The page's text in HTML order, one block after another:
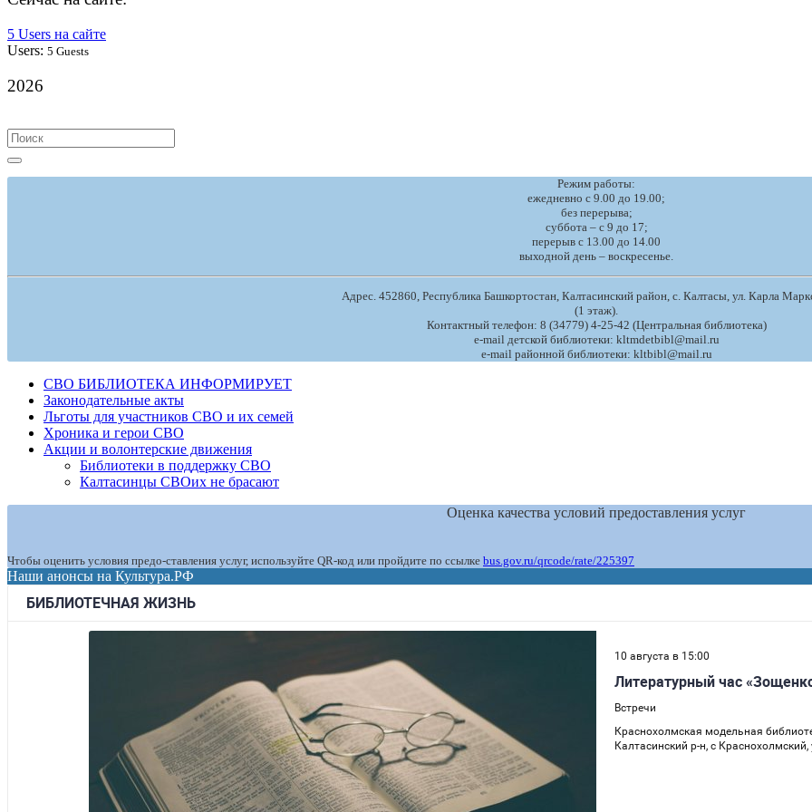
5 Users на сайте
Users: 5 Guests
2026
Search
for:
Режим работы:
ежедневно с 9.00 до 19.00;
без перерыва;
суббота – с 9 до 17;
перерыв с 13.00 до 14.00
выходной день – воскресенье.
Адрес. 452860, Республика Башкортостан, Калтасинский район, с. Калтасы, ул. Карла
(1 этаж).
Контактный телефон: 8 (34779) 4-25-42 (Центральная библиотека)
e-mail детской библиотеки: kltmdetbibl@mail.ru
e-mail районной библиотеки: kltbibl@mail.ru
СВО БИБЛИОТЕКА ИНФОРМИРУЕТ
Законодательные акты
Льготы для участников СВО и их семей
Хроника и герои СВО
Акции и волонтерские движения
Библиотеки в поддержку СВО
Калтасинцы СВОих не брасают
Оценка качества условий предоставления услуг
Чтобы оценить условия предо-ставления услуг, используйте QR-код или пройдите по ссылке bus.gov.ru/qrcode/rate/225397
Наши анонсы на Культура.РФ